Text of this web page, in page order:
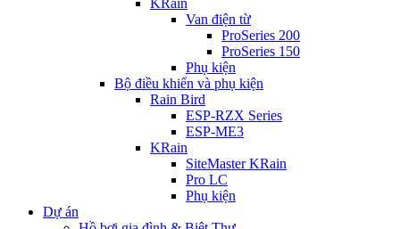
KRain
Van điện từ
ProSeries 200
ProSeries 150
Phụ kiện
Bộ điều khiển và phụ kiện
Rain Bird
ESP-RZX Series
ESP-ME3
KRain
SiteMaster KRain
Pro LC
Phụ kiện
Dự án